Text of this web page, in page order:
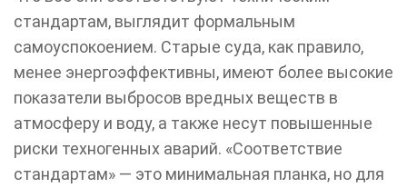
стандартам, выглядит формальным
самоуспокоением. Старые суда, как правило,
менее энергоэффективны, имеют более высокие
показатели выбросов вредных веществ в
атмосферу и воду, а также несут повышенные
риски техногенных аварий. «Соответствие
стандартам» — это минимальная планка, но для